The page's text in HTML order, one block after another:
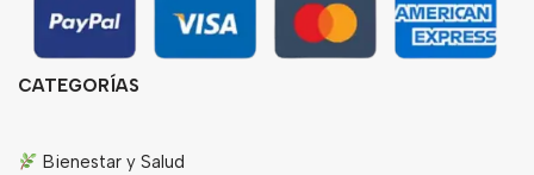
CATEGORÍAS
Bienestar y Salud